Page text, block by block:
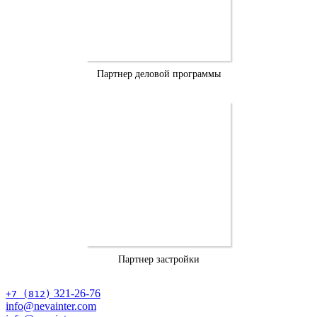
Партнер деловой программы
Партнер застройки
+7 (812) 321-26-76
info@nevainter.com